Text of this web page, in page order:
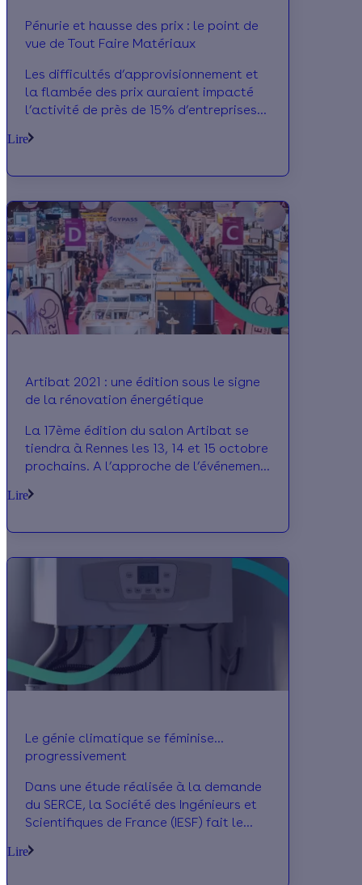
Pénurie et hausse des prix : le point de
vue de Tout Faire Matériaux
Les difficultés d’approvisionnement et
la flambée des prix auraient impacté
l’activité de près de 15% d’entreprises
Française du Bâtiment. Alors que
très prochainement avec le ministère de
l’Economie, nous avons interrogé
Charles-Gaël Chaloyard, directeur
général de Tout Faire Matériaux, pour
faire le point sur cette crise sans
précédent.
Lire
Artibat 2021 : une édition sous le signe
de la rénovation énergétique
La 17ème édition du salon Artibat se
tiendra à Rennes les 13, 14 et 15 octobre
prochains. A l’approche de l’événement,
Sfartz, directrice du salon, pour en
attendent. Au programme, deux sujets
forts : la rénovation énergétique des
logements et le confort d’usage. Focus
sur ce rendez-vous phare de la filière
Lire
Le génie climatique se féminise…
progressivement
Dans une étude réalisée à la demande
du SERCE, la Société des Ingénieurs et
Scientifiques de France (IESF) fait le
spécialisés en génie électrique et
Lire